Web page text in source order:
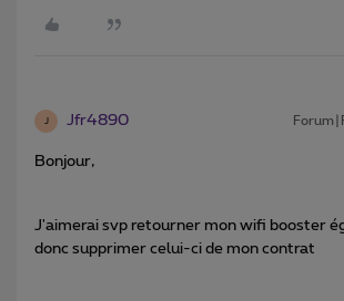
Jfr4890
Bonjour,
J'aimerai svp retourner mon wifi booster
donc supprimer celui-ci de mon contrat